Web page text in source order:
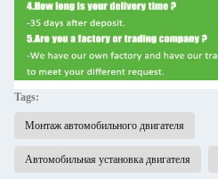
Tags:
Монтаж автомобильного двигателя
Автомобильная установка двигателя